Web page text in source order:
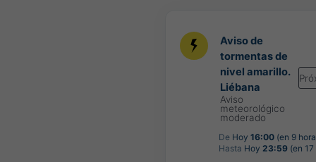
Aviso de
tormentas de
nivel amarillo.
Liébana
Aviso
meteorológico
moderado
De Hoy 16:00 (en 9
Hasta Hoy 23:59 (en